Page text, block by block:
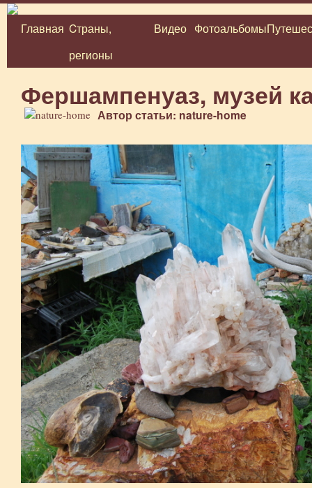
Перейти
Главная Cтраны,
регионы
Видео Фотоальбомы
Фершампенуаз, музей
Автор статьи: nature-home